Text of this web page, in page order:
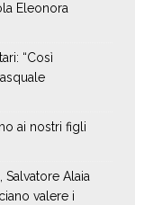
Eleonora
“Così
ai nostri figli
Salvatore Alaia
valere i